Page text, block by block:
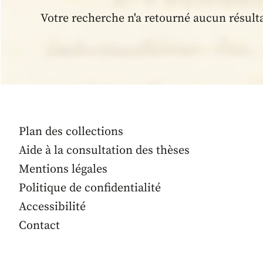
Votre recherche n'a retourné aucun
Plan des collections
Aide à la consultation des thèses
Mentions légales
Politique de confidentialité
Accessibilité
Contact